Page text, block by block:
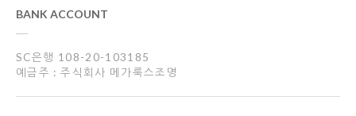
BANK ACCOUNT
SC은행 108-20-103185
예금주 : 주식회사 메가룩스조명